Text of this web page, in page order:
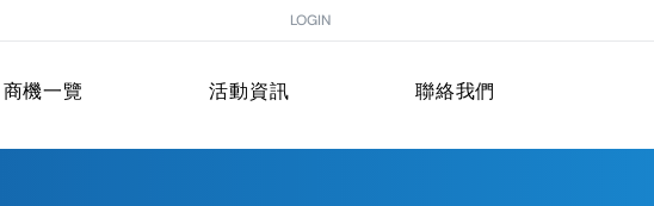
LOGIN
商機一覽 活動資訊 聯絡我們